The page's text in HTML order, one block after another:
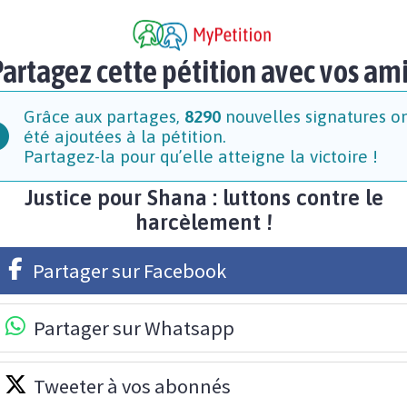
cette pétition avec vos
Grâce aux partages, 8290nouvelles signatures
été ajoutées à la pétition.
Partagez-la pour qu’elle atteigne la victoire !
Justice pour Shana : luttons contre le
harcèlement !
Partager sur Facebook
Partager sur Whatsapp
Tweeter à vos abonnés